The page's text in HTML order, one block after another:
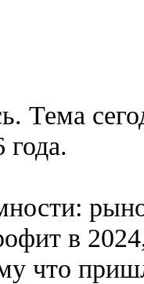
Тема
в
что